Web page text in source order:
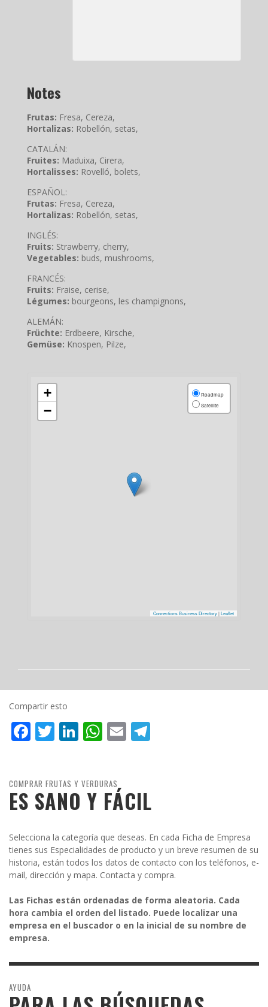
Notes
Frutas: Fresa, Cereza,
Hortalizas: Robellón, setas,
CATALÁN:
Fruites: Maduixa, Cirera,
Hortalisses: Rovelló, bolets,
ESPAÑOL:
Frutas: Fresa, Cereza,
Hortalizas: Robellón, setas,
INGLÉS:
Fruits: Strawberry, cherry,
Vegetables: buds, mushrooms,
FRANCÉS:
Fruits: Fraise, cerise,
Légumes: bourgeons, les champignons,
ALEMÁN:
Früchte: Erdbeere, Kirsche,
Gemüse: Knospen, Pilze,
+
−
Roadmap
Satellite
Connections Business Directory|Leaflet
Compartir esto
Facebook
Twitter
LinkedIn
WhatsApp
Email
COMPRAR FRUTAS Y VERDURAS
ES SANO Y FÁCIL
Selecciona la categoría que deseas. En cada Ficha de Empresa
tienes sus Especialidades de producto y un breve resumen de su
historia, están todos los datos de contacto con los teléfonos, e-
mail, dirección y mapa. Contacta y compra.
Las Fichas están ordenadas de forma aleatoria. Cada
hora cambia el orden del listado. Puede localizar una
empresa en el buscador o en la inicial de su nombre de
empresa.
AYUDA